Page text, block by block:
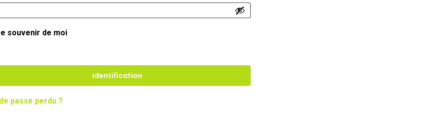
souvenir de moi
Identification
passe perdu ?